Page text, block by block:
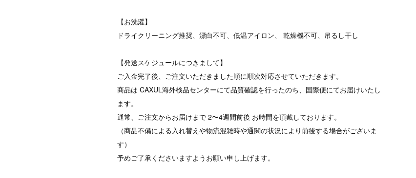
【お洗濯】
ドライクリーニング推奨、漂白不可、低温アイロン、 乾燥機不可、吊るし干し
【発送スケジュールにつきまして】
ご入金完了後、ご注文いただきました順に順次対応させていただきます。
商品は CAXUL海外検品センターにて品質確認を行ったのち、国際便にてお届けいたし
ます。
通常、ご注文からお届けまで 2〜4週間前後 お時間を頂戴しております。
（商品不備による入れ替えや物流混雑時や通関の状況により前後する場合がございま
す）
予めご了承くださいますようお願い申し上げます。